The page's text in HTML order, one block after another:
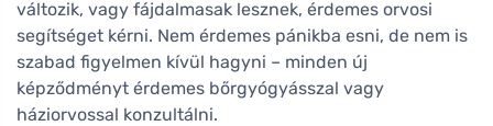
változik, vagy fájdalmasak lesznek, érdemes orvosi
segítséget kérni. Nem érdemes pánikba esni, de nem is
szabad figyelmen kívül hagyni – minden új
képződményt érdemes bőrgyógyásszal vagy
háziorvossal konzultálni.